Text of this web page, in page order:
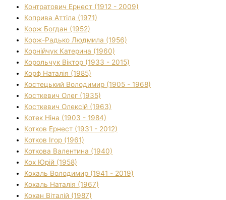
Контратович Ернест (1912 - 2009)
Коприва Аттіла (1971)
Корж Богдан (1952)
Корж-Радько Людмила (1956)
Корнійчук Катерина (1960)
Корольчук Віктор (1933 - 2015)
Корф Наталія (1985)
Костецький Володимир (1905 - 1968)
Косткевич Олег (1935)
Косткевич Олексій (1963)
Котек Ніна (1903 - 1984)
Котков Ернест (1931 - 2012)
Котков Ігор (1961)
Коткова Валентина (1940)
Кох Юрій (1958)
Кохаль Володимир (1941 - 2019)
Кохаль Наталія (1967)
Кохан Віталій (1987)